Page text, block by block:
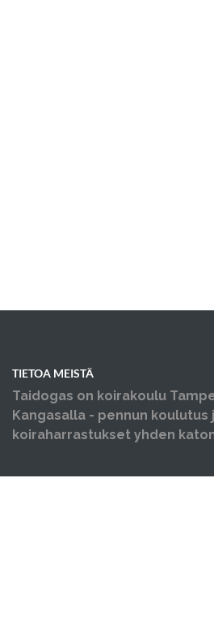
TIETOA MEISTÄ
Taidogas on koirakoulu
Kangasalla - pennun koulutus
koiraharrastukset yhden